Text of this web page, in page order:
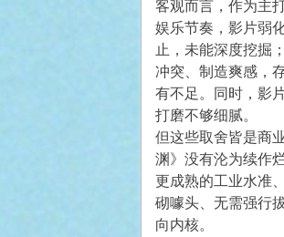
客观而言，作为主
娱乐节奏，影片弱
止，未能深度挖掘
冲突、制造爽感，
有不足。同时，影
打磨不够细腻。
但这些取舍皆是商
渊》没有沦为续作
更成熟的工业水准
砌噱头、无需强行
向内核。